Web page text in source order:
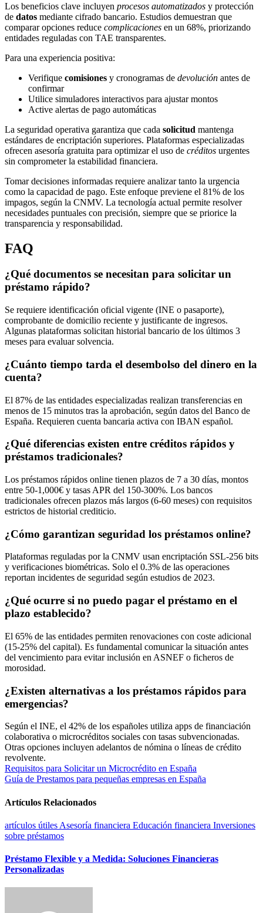
Los beneficios clave incluyen procesos automatizados y protección
de datos mediante cifrado bancario. Estudios demuestran que
comparar opciones reduce complicaciones en un 68%, priorizando
entidades reguladas con TAE transparentes.
Para una experiencia positiva:
Verifique comisiones y cronogramas de devolución antes de
confirmar
Utilice simuladores interactivos para ajustar montos
Active alertas de pago automáticas
La seguridad operativa garantiza que cada solicitud mantenga
estándares de encriptación superiores. Plataformas especializadas
ofrecen asesoría gratuita para optimizar el uso de créditos urgentes
sin comprometer la estabilidad financiera.
Tomar decisiones informadas requiere analizar tanto la urgencia
como la capacidad de pago. Este enfoque previene el 81% de los
impagos, según la CNMV. La tecnología actual permite resolver
necesidades puntuales con precisión, siempre que se priorice la
transparencia y responsabilidad.
FAQ
¿Qué documentos se necesitan para solicitar un
préstamo rápido?
Se requiere identificación oficial vigente (INE o pasaporte),
comprobante de domicilio reciente y justificante de ingresos.
Algunas plataformas solicitan historial bancario de los últimos 3
meses para evaluar solvencia.
¿Cuánto tiempo tarda el desembolso del dinero en la
cuenta?
El 87% de las entidades especializadas realizan transferencias en
menos de 15 minutos tras la aprobación, según datos del Banco de
España. Requieren cuenta bancaria activa con IBAN español.
¿Qué diferencias existen entre créditos rápidos y
préstamos tradicionales?
Los préstamos rápidos online tienen plazos de 7 a 30 días, montos
entre 50-1,000€ y tasas APR del 150-300%. Los bancos
tradicionales ofrecen plazos más largos (6-60 meses) con requisitos
estrictos de historial crediticio.
¿Cómo garantizan seguridad los préstamos online?
Plataformas reguladas por la CNMV usan encriptación SSL-256 bits
y verificaciones biométricas. Solo el 0.3% de las operaciones
reportan incidentes de seguridad según estudios de 2023.
¿Qué ocurre si no puedo pagar el préstamo en el
plazo establecido?
El 65% de las entidades permiten renovaciones con coste adicional
(15-25% del capital). Es fundamental comunicar la situación antes
del vencimiento para evitar inclusión en ASNEF o ficheros de
morosidad.
¿Existen alternativas a los préstamos rápidos para
emergencias?
Según el INE, el 42% de los españoles utiliza apps de financiación
colaborativa o microcréditos sociales con tasas subvencionadas.
Otras opciones incluyen adelantos de nómina o líneas de crédito
revolvente.
Navegación
de
entradas
Requisitos para Solicitar un Microcrédito en España
Guía de Prestamos para pequeñas empresas en España
Artículos Relacionados
artículos útiles Asesoría financiera Educación financiera Inversiones
sobre préstamos
Préstamo Flexible y a Medida: Soluciones Financieras
Personalizadas